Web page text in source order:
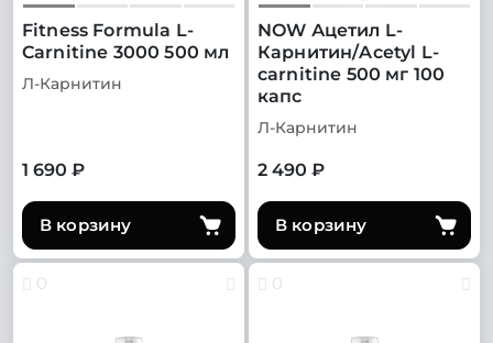
Fitness Formula L-
Carnitine 3000 500 мл
Л-Карнитин
1 690 ₽
В корзину
NOW Ацетил L-
Карнитин/Acetyl L-
carnitine 500 мг 100
капс
Л-Карнитин
2 490 ₽
В корзину
0 0